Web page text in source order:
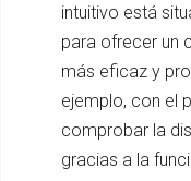
intuitivo está
para ofrecer un
más eficaz y
ejemplo, con el
comprobar la
gracias a la